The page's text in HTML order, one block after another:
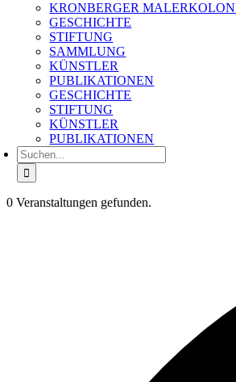
KRONBERGER
GESCHICHTE
STIFTUNG
SAMMLUNG
KÜNSTLER
PUBLIKATIONEN
GESCHICHTE
STIFTUNG
KÜNSTLER
PUBLIKATIONEN
Suche
nach:
0 Veranstaltungen gefunden.